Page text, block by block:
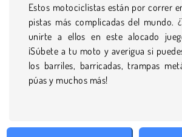
Estos motociclistas están por correr
pistas más complicadas del mundo.
unirte a ellos en este alocado
¡Súbete a tu moto y averigua si
los barriles, barricadas, trampas
púas y muchos más!